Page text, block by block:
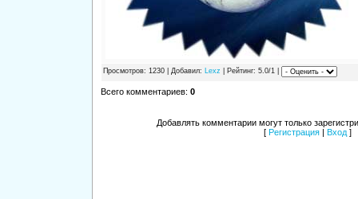
Просмотров: 1230 | Добавил: Lexz Рейтинг: 5.0/1 |
Всего комментариев: 0
Добавлять комментарии могут только
[ Регистрация Вход ]